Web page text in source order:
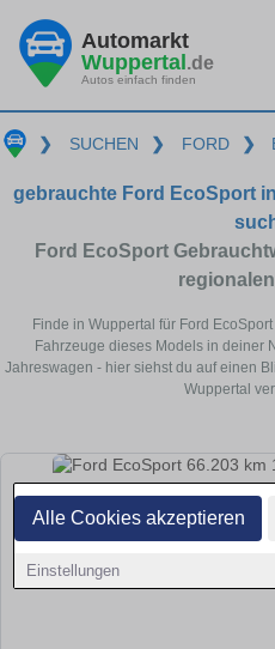
Alle Cookies akzeptieren
Einstellungen
Automarkt
Wuppertal.de
Autos einfach finden
❯ SUCHEN ❯ FORD ❯
gebrauchte Ford EcoSport
Ford EcoSport
Finde in Wuppertal für Ford
Fahrzeuge dieses Models in deiner
Jahreswagen - hier siehst du auf einen
Wuppertal